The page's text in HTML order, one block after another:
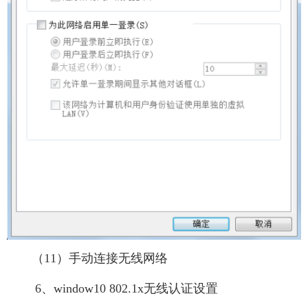
（11）手动连接无线网络
6、window10 802.1x无线认证设置